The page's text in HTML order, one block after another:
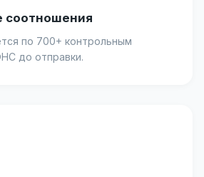
соотношения
по 700+ контрольным
до отправки.